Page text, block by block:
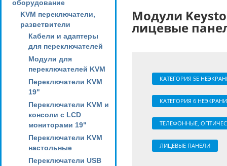
оборудование
KVM переключатели,
разветвители
Кабели и адаптеры
для переключателей
Модули для
переключателей KVM
Переключатели KVM
19"
Переключатели KVM и
консоли с LCD
мониторами 19"
Переключатели KVM
настольные
Переключатели USB
Модули
лицевые
КАТЕГОРИЯ 5Е
КАТЕГОРИЯ 6
ТЕЛЕФОННЫЕ,
ЛИЦЕВЫЕ ПАНЕЛИ